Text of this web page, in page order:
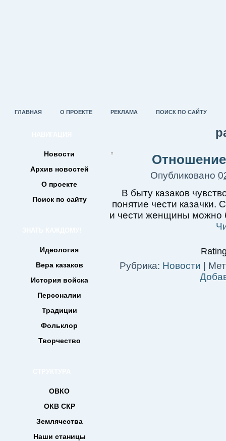
ГЛАВНАЯ О ПРОЕКТЕ РЕКЛАМА ПОИСК ПО САЙТУ
Новости
Архив новостей
О проекте
Поиск по сайту
Идеология
Вера казаков
История войска
Персоналии
Традиции
Фольклор
Творчество
ОВКО
ОКВ СКР
Землячества
Наши станицы
Опубликовано
В быту казаков
понятие чести казачки.
и чести женщины можно
Рубрика: Новости